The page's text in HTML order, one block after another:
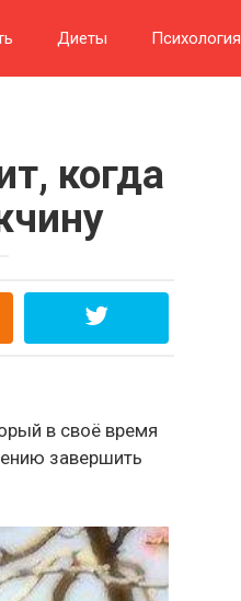
Диеты Психология
когда
в своё время
завершить